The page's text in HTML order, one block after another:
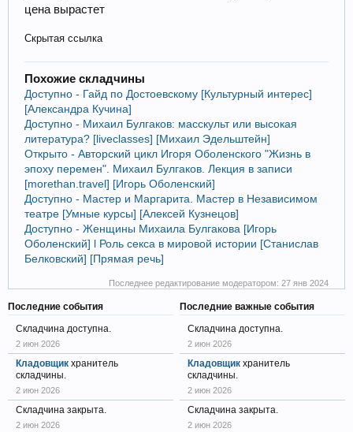
цена вырастет
Скрытая ссылка
Похожие складчины
Доступно - Гайд по Достоевскому [Культурный интерес]
[Александра Кучина]
Доступно - Михаил Булгаков: масскульт или высокая
литература? [liveclasses] [Михаил Эдельштейн]
Открыто - Авторский цикл Игоря Оболенского "Жизнь в
эпоху перемен". Михаил Булгаков. Лекция в записи
[morethan.travel] [Игорь Оболенский]
Доступно - Мастер и Маргарита. Мастер в Независимом
театре [Умные курсы] [Алексей Кузнецов]
Доступно - Женщины Михаила Булгакова [Игорь
Оболенский] l Роль секса в мировой истории [Станислав
Белковский] [Прямая речь]
Последнее редактирование модератором: 27 янв 2024
Последние события
Складчина доступна.
2 июн 2026
Кладовщик хранитель
складчины.
2 июн 2026
Складчина закрыта.
2 июн 2026
Последние важные события
Складчина доступна.
2 июн 2026
Кладовщик хранитель
складчины.
2 июн 2026
Складчина закрыта.
2 июн 2026